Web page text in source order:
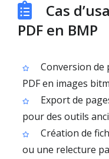
Cas
PDF en BMP
Conversion de
PDF en images
Export de
pour des outils
Création de
ou une relecture